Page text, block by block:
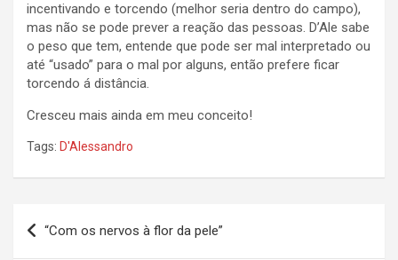
incentivando e torcendo (melhor seria dentro do campo),
mas não se pode prever a reação das pessoas. D’Ale sabe
o peso que tem, entende que pode ser mal interpretado ou
até “usado” para o mal por alguns, então prefere ficar
torcendo á distância.
Cresceu mais ainda em meu conceito!
Tags: D'Alessandro
Navegação
de
“Com os nervos à flor da pele”